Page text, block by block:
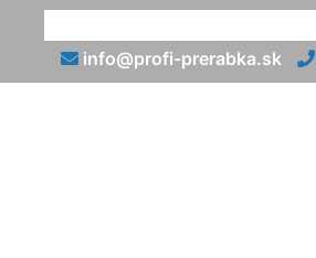
info@profi-prerabka.sk